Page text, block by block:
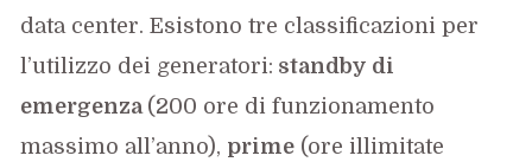
data center. Esistono tre classificazioni per
l’utilizzo dei generatori: standby di
emergenza (200 ore di funzionamento
massimo all’anno), prime (ore illimitate